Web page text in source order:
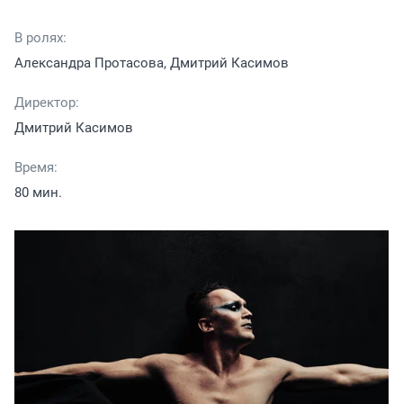
В ролях:
Александра Протасова, Дмитрий Касимов
Директор:
Дмитрий Касимов
Время:
80 мин.